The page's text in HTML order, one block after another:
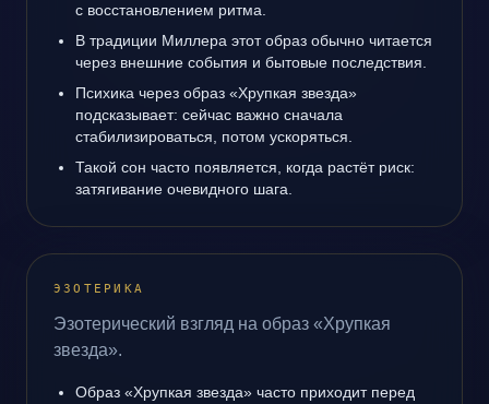
с восстановлением ритма.
В традиции Миллера этот образ обычно читается
через внешние события и бытовые последствия.
Психика через образ «Хрупкая звезда»
подсказывает: сейчас важно сначала
стабилизироваться, потом ускоряться.
Такой сон часто появляется, когда растёт риск:
затягивание очевидного шага.
ЭЗОТЕРИКА
Эзотерический взгляд на образ «Хрупкая
звезда».
Образ «Хрупкая звезда» часто приходит перед